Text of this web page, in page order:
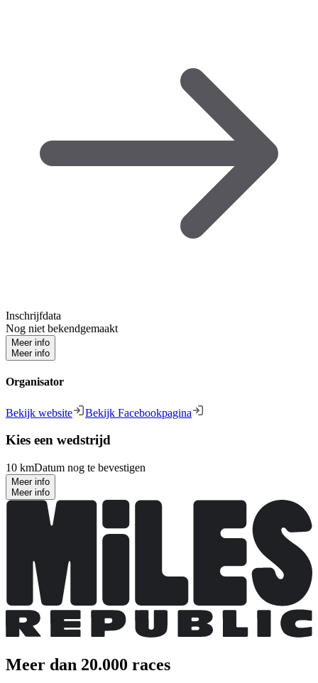
Inschrijfdata
Nog niet bekendgemaakt
Meer info
Meer info
Organisator
Bekijk website Bekijk Facebookpagina
Kies een wedstrijd
10 kmDatum nog te bevestigen
Meer info
Meer info
Meer dan 20.000 races